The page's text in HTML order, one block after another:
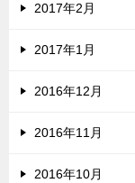
2017年2月
2017年1月
2016年12月
2016年11月
2016年10月